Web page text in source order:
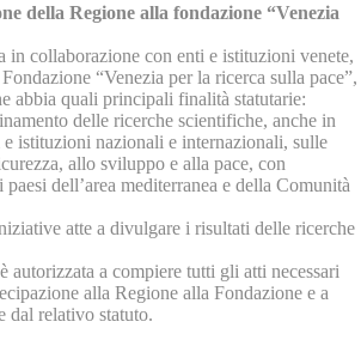
della Regione alla fondazione “Venezia
in collaborazione con enti e istituzioni venete,
“Venezia per la ricerca sulla pace”,
abbia quali principali finalità statutarie:
delle ricerche scientifiche, anche in
istituzioni nazionali e internazionali, sulle
allo sviluppo e alla pace, con
dell’area mediterranea e della Comunità
atte a divulgare i risultati delle ricerche
autorizzata a compiere tutti gli atti necessari
alla Regione alla Fondazione e a
dal relativo statuto.